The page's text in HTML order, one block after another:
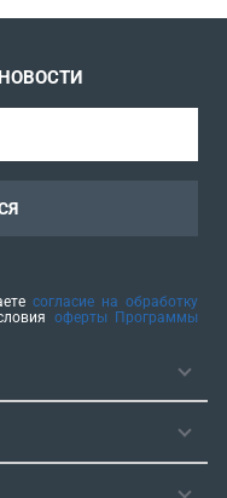
согласие на обработку
оферты Программы